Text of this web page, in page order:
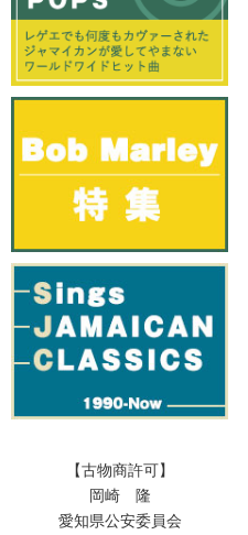
【古物商許可】
岡崎 隆
愛知県公安委員会